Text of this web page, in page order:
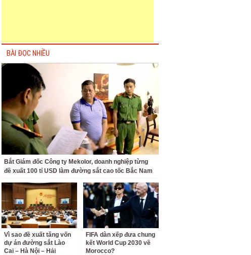
BÀI ĐỌC NHIỀU
Bắt Giám đốc Công ty Mekolor, doanh nghiệp từng
đề xuất 100 tỉ USD làm đường sắt cao tốc Bắc Nam
Vì sao đề xuất tăng vốn
dự án đường sắt Lào
Cai – Hà Nội – Hải
FIFA dàn xếp đưa chung
kết World Cup 2030 về
Morocco?